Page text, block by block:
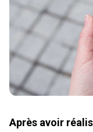
Après avoir